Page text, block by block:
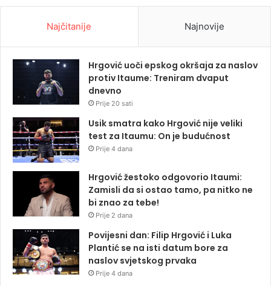
Najčitanije Najnovije
Hrgović uoči epskog okršaja za naslov
protiv Itaume: Treniram dvaput
dnevno
Prije 20 sati
Usik smatra kako Hrgović nije veliki
test za Itaumu: On je budućnost
Prije 4 dana
Hrgović žestoko odgovorio Itaumi:
Zamisli da si ostao tamo, pa nitko ne
bi znao za tebe!
Prije 2 dana
Povijesni dan: Filip Hrgović i Luka
Plantić se na isti datum bore za
naslov svjetskog prvaka
Prije 4 dana